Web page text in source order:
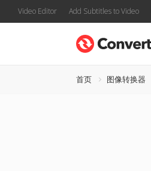
Video Editor Add Subtitles to Video
首页 图像转换器